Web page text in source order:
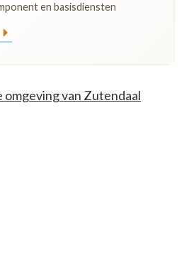
en basisdiensten
van Zutendaal